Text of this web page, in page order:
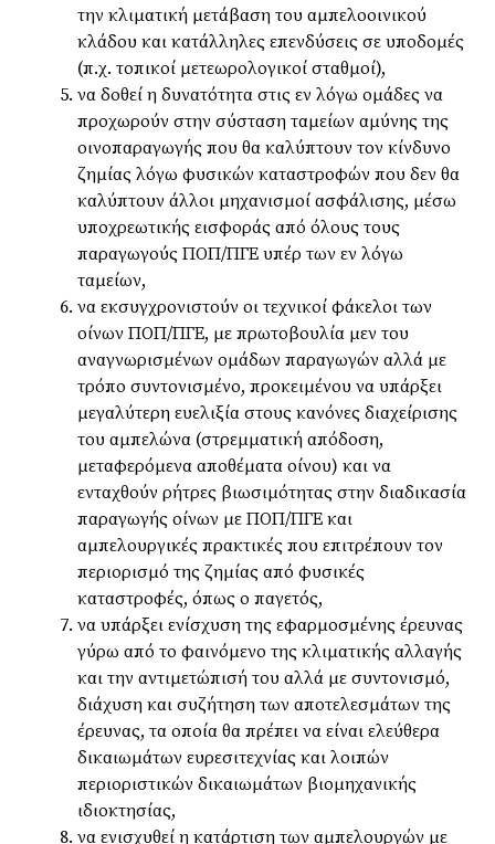
την κλιματική μετάβαση του αμπελοοινικού
κλάδου και κατάλληλες επενδύσεις σε υποδομές
(π.χ. τοπικοί μετεωρολογικοί σταθμοί),
να δοθεί η δυνατότητα στις εν λόγω ομάδες να
προχωρούν στην σύσταση ταμείων αμύνης της
οινοπαραγωγής που θα καλύπτουν τον κίνδυνο
ζημίας λόγω φυσικών καταστροφών που δεν θα
καλύπτουν άλλοι μηχανισμοί ασφάλισης, μέσω
υποχρεωτικής εισφοράς από όλους τους
παραγωγούς ΠΟΠ/ΠΓΕ υπέρ των εν λόγω
ταμείων,
να εκσυγχρονιστούν οι τεχνικοί φάκελοι των
οίνων ΠΟΠ/ΠΓΕ, με πρωτοβουλία μεν του
αναγνωρισμένων ομάδων παραγωγών αλλά με
τρόπο συντονισμένο, προκειμένου να υπάρξει
μεγαλύτερη ευελιξία στους κανόνες διαχείρισης
του αμπελώνα (στρεμματική απόδοση,
μεταφερόμενα αποθέματα οίνου) και να
ενταχθούν ρήτρες βιωσιμότητας στην διαδικασία
παραγωγής οίνων με ΠΟΠ/ΠΓΕ και
αμπελουργικές πρακτικές που επιτρέπουν τον
περιορισμό της ζημίας από φυσικές
καταστροφές, όπως ο παγετός,
να υπάρξει ενίσχυση της εφαρμοσμένης έρευνας
γύρω από το φαινόμενο της κλιματικής αλλαγής
και την αντιμετώπισή του αλλά με συντονισμό,
διάχυση και συζήτηση των αποτελεσμάτων της
έρευνας, τα οποία θα πρέπει να είναι ελεύθερα
δικαιωμάτων ευρεσιτεχνίας και λοιπών
περιοριστικών δικαιωμάτων βιομηχανικής
ιδιοκτησίας,
να ενισχυθεί η κατάρτιση των αμπελουργών με